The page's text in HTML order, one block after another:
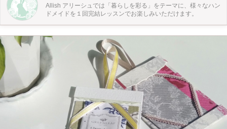
Allish アリーシュでは「暮らしを彩る」をテーマに、様々なハン
ドメイドを１回完結レッスンでお楽しみいただけます。